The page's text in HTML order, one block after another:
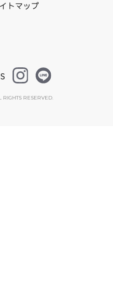
トマップ
RIGHTS RESERVED.